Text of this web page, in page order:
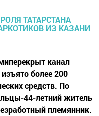
канал
более 200
средств. По
44-летний житель
племянник.